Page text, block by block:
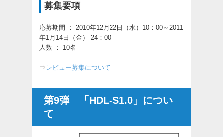
募集要項
応募期間 ： 2010年12月22日（水）10：00～2011
年1月14日（金） 24：00
人数 ： 10名
⇒ レビュー募集について
第9弾 「HDL-S1.0」につい
て